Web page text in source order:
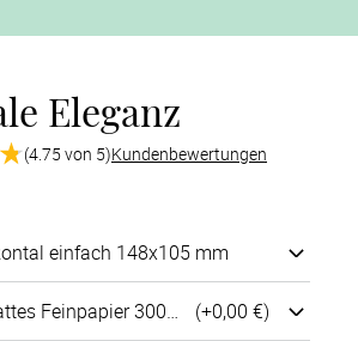
Eleganz
(4.75 von 5)Kundenbewertungen
einfach 148x105 mm
Glattes Fein­papier 300g/m² (+0,00 €)